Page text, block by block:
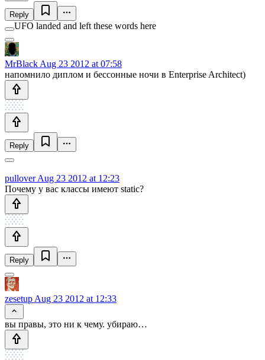
Reply
UFO landed and left these words here
MrBlack Aug 23 2012 at 07:58
напомнило диплом и бессонные ночи в Enterprise Architect)
Reply
pulloverAug 23 2012 at 12:23
Почему у вас классы имеют static?
Reply
zesetup Aug 23 2012 at 12:33
вы правы, это ни к чему. убираю…